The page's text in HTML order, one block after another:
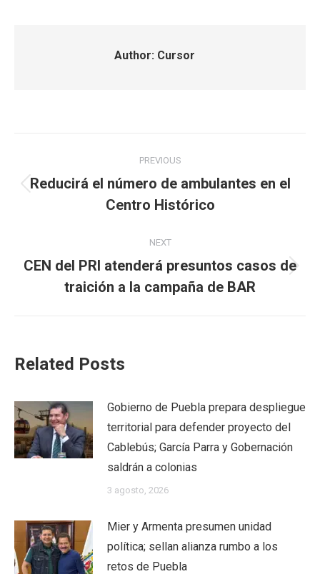
Author: Cursor
navigation
PREVIOUS
Previous
post:
Reducirá el número de ambulantes en el
Centro Histórico
NEXT
Next
post:
CEN del PRI atenderá presuntos casos de
traición a la campaña de BAR
Related Posts
Gobierno de Puebla prepara despliegue
territorial para defender proyecto del
Cablebús; García Parra y Gobernación
saldrán a colonias
3 agosto, 2026
Mier y Armenta presumen unidad
política; sellan alianza rumbo a los
retos de Puebla